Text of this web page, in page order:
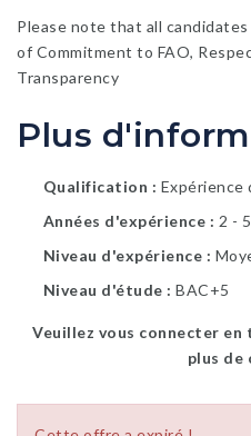
Please note that all
of Commitment to FAO,
Transparency
Plus
Qualification
Expérience
Années d'expérience
2 -
Niveau d'expérience
Niveau d'étude
BAC+5
Veuillez vous connecter
plus de